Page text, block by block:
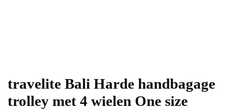
travelite Bali Harde handbagage
trolley met 4 wielen One size